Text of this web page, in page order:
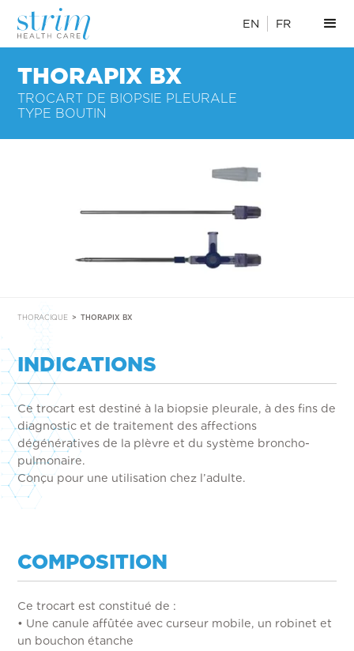
EN FR
THORAPIX BX
TROCART DE BIOPSIE PLEURALE
TYPE BOUTIN
THORACIQUE > THORAPIX BX
INDICATIONS
Ce trocart est destiné à la biopsie pleurale, à des fins de
diagnostic et de traitement des affections
dégénératives de la plèvre et du système broncho-
pulmonaire.
Conçu pour une utilisation chez l’adulte.
COMPOSITION
Ce trocart est constitué de :
• Une canule affûtée avec curseur mobile, un robinet et
un bouchon étanche